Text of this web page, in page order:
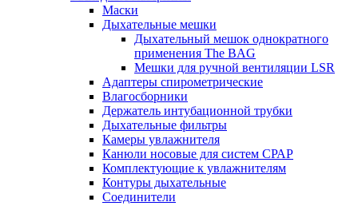
Маски
Дыхательные мешки
Дыхательный мешок однократного
применения The BAG
Мешки для ручной вентиляции LSR
Адаптеры спирометрические
Влагосборники
Держатель интубационной трубки
Дыхательные фильтры
Камеры увлажнителя
Канюли носовые для систем СРАР
Комплектующие к увлажнителям
Контуры дыхательные
Соединители